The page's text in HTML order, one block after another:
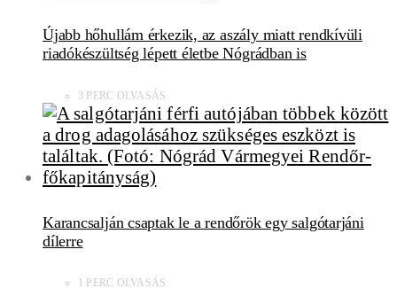
Újabb hőhullám érkezik, az aszály miatt rendkívüli
riadókészültség lépett életbe Nógrádban is
3 PERC OLVASÁS
Karancsalján csaptak le a rendőrök egy salgótarjáni
dílerre
1 PERC OLVASÁS